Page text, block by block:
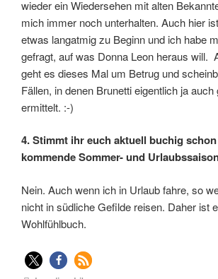
wieder ein Wiedersehen mit alten
mich immer noch unterhalten. Auch hier
etwas langatmig zu Beginn und ich habe
gefragt, auf was Donna Leon heraus will.
geht es dieses Mal um Betrug und
Fällen, in denen Brunetti eigentlich ja auch
ermittelt. :-)
4. Stimmt ihr euch aktuell buchig
kommende Sommer- und
Nein. Auch wenn ich in Urlaub fahre, so
nicht in südliche Gefilde reisen. Daher ist
Wohlfühlbuch.